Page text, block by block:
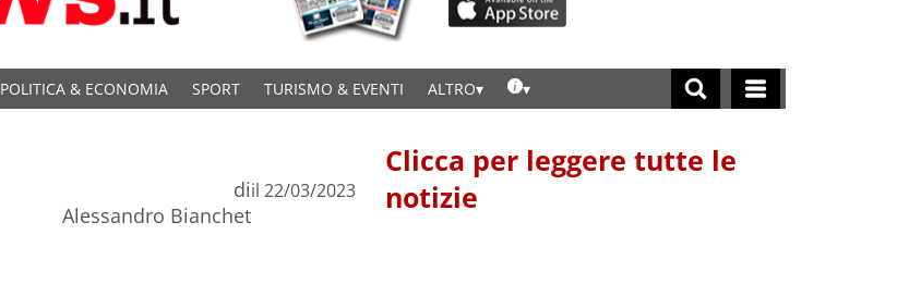
POLITICA & ECONOMIA SPORT TURISMO & EVENTI ALTRO
di
Alessandro Bianchet
il 22/03/2023
Clicca per leggere tutte le
notizie